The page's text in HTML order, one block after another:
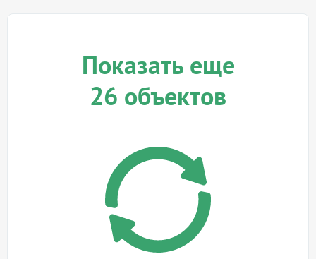
Показать еще
26 объектов